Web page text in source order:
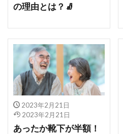
の理由とは？🧦
2023年2月21日
2023年2月21日
あったか靴下が半額！